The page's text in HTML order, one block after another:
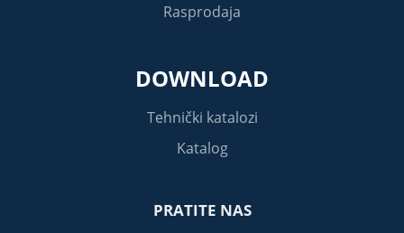
Rasprodaja
DOWNLOAD
Tehnički katalozi
Katalog
PRATITE NAS